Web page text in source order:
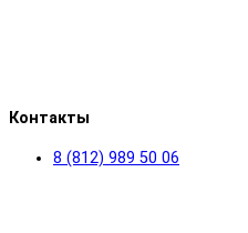
Контакты
8 (812) 989 50 06